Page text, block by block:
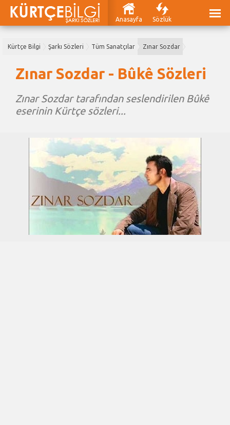
Anasayfa Sözlük
Kürtçe Bilgi Şarkı Sözleri Tüm Sanatçılar Zınar Sozdar
Zınar Sozdar - Bûkê Sözleri
Zınar Sozdar tarafından seslendirilen Bûkê
eserinin Kürtçe sözleri...